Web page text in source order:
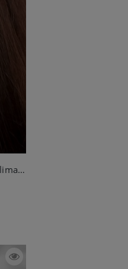
Kolczyki damskie ogromne przy uchu ślimak ze stali szlachetnej